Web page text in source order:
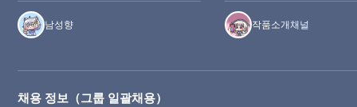
남성향 작품소개채널
채용 정보（그룹 일괄채용）